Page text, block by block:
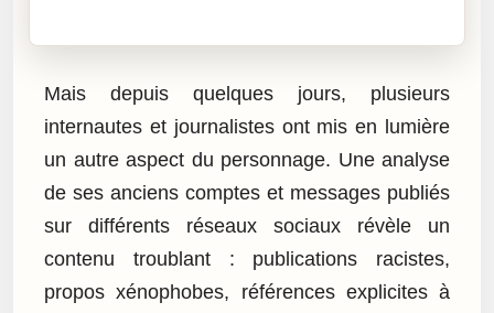
Mais depuis quelques jours, plusieurs
internautes et journalistes ont mis en lumière
un autre aspect du personnage. Une analyse
de ses anciens comptes et messages publiés
sur différents réseaux sociaux révèle un
contenu troublant : publications racistes,
propos xénophobes, références explicites à